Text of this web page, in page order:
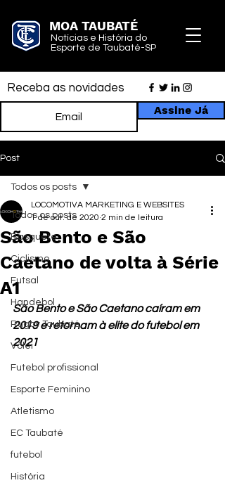
MOA TAUBATÉ
Notícias e História do
Esporte de Taubaté-SP
Receba as novidades
Assine Já
Post
Todos os posts
Basquete
Ciclismo
Futsal
Handebol
Rugby Taubaté
Vôlei
Futebol profissional
Esporte Feminino
Atletismo
EC Taubaté
futebol
História
Todos os posts
São Bento e São
Caetano de volta à Série
A1
LOCOMOTIVA MARKETING E WEBSITES
1 de out. de 2020 2 min de leitura
São Bento e São Caetano caíram em
2019 e retornam à elite do futebol em
2021